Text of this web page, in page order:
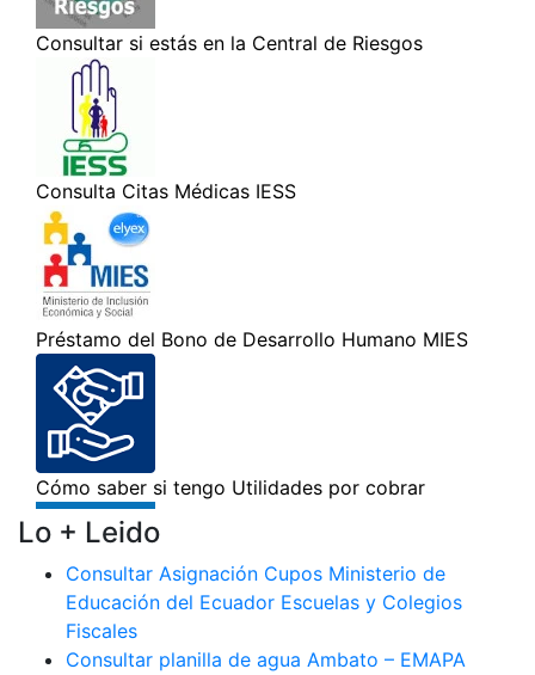
Lo + Leido
Consultar Asignación Cupos Ministerio de
Educación del Ecuador Escuelas y Colegios
Fiscales
Consultar planilla de agua Ambato – EMAPA